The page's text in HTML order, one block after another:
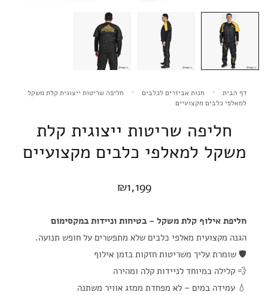
דף הבית חנות אביזרים לכלבים
חליפה שריטות ייצוגית קלת משקל
למאלפי כלבים מקצועיים
חליפה שריטות ייצוגית קלת
משקל למאלפי כלבים מקצועיים
₪1,199
חליפת אילוף קלת משקל – בטיחות וניידות במקסימום
הגנה מקצועית מאלפי כלבים שלא מתפשרים על חופש תנועה.
🛡️ שומרת עליך משריטות חזקות בזמן אילוף
💨 קלילה במיוחד לניידות קלה ומהירה
💧 עמידה במים – לא מפחדת ממזג אוויר משתנה